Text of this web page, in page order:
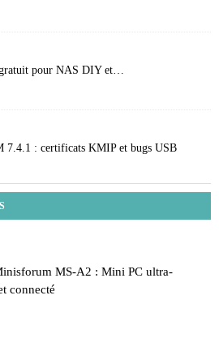
pour NAS DIY et…
7.4.1 : certificats KMIP et bugs USB
MS-A2 : Mini PC ultra-
connecté